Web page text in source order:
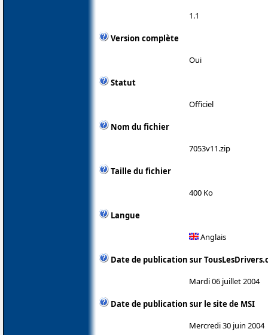
1.1
Version complète
Oui
Statut
Officiel
Nom du fichier
7053v11.zip
Taille du fichier
400 Ko
Langue
Anglais
Date de publication sur
Mardi 06 juillet 2004
Date de publication sur le site de MSI
Mercredi 30 juin 2004